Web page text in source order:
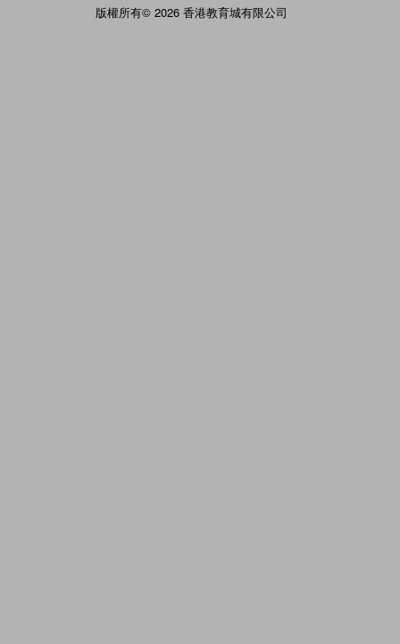
版權所有© 2026 香港教育城有限公司